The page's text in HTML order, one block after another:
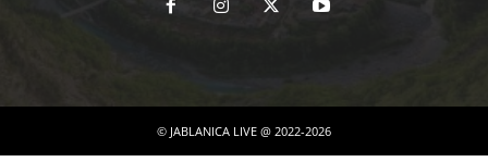
© JABLANICA LIVE @ 2022-2026